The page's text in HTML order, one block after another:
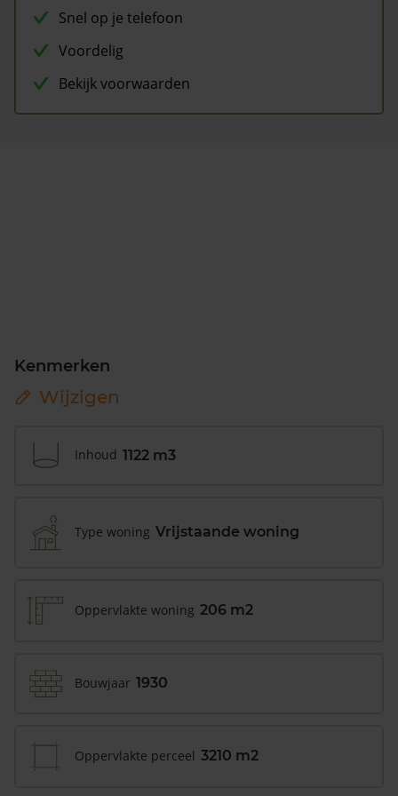
Snel op je telefoon
Voordelig
Bekijk voorwaarden
Kenmerken
Wijzigen
Inhoud 1122 m3
Type woning Vrijstaande woning
Oppervlakte woning 206 m2
Bouwjaar 1930
Oppervlakte perceel 3210 m2